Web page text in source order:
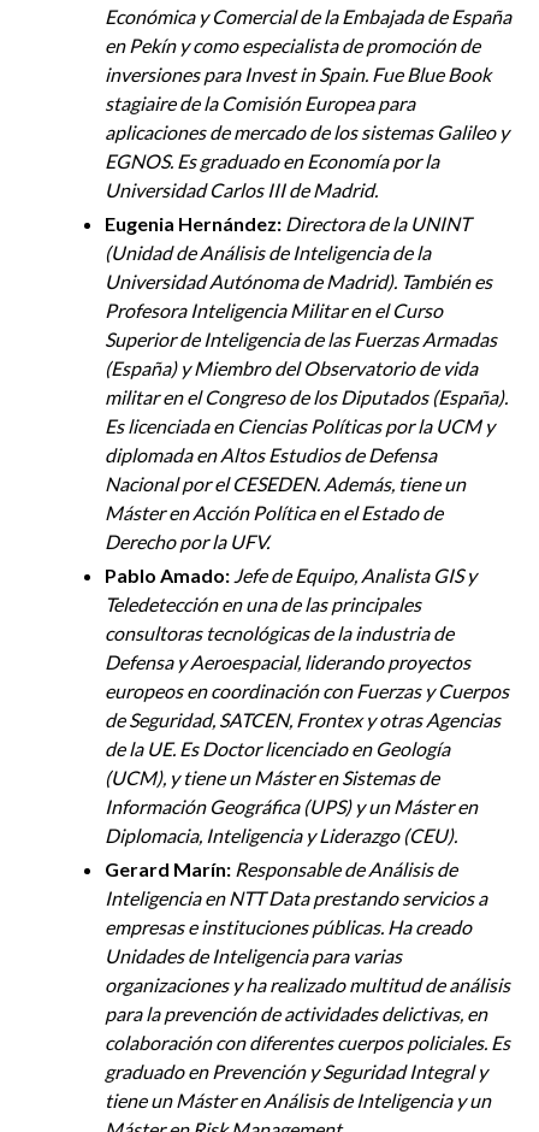
Económica y Comercial de la Embajada de España
en Pekín y como especialista de promoción de
inversiones para Invest in Spain. Fue Blue Book
stagiaire de la Comisión Europea para
aplicaciones de mercado de los sistemas Galileo y
EGNOS. Es graduado en Economía por la
Universidad Carlos III de Madrid.
Eugenia Hernández: Directora de la UNINT
(Unidad de Análisis de Inteligencia de la
Universidad Autónoma de Madrid). También es
Profesora Inteligencia Militar en el Curso
Superior de Inteligencia de las Fuerzas Armadas
(España) y Miembro del Observatorio de vida
militar en el Congreso de los Diputados (España).
Es licenciada en Ciencias Políticas por la UCM y
diplomada en Altos Estudios de Defensa
Nacional por el CESEDEN. Además, tiene un
Máster en Acción Política en el Estado de
Derecho por la UFV.
Pablo Amado: Jefe de Equipo, Analista GIS y
Teledetección en una de las principales
consultoras tecnológicas de la industria de
Defensa y Aeroespacial, liderando proyectos
europeos en coordinación con Fuerzas y Cuerpos
de Seguridad, SATCEN, Frontex y otras Agencias
de la UE. Es Doctor licenciado en Geología
(UCM), y tiene un Máster en Sistemas de
Información Geográfica (UPS) y un Máster en
Diplomacia, Inteligencia y Liderazgo (CEU).
Gerard Marín: Responsable de Análisis de
Inteligencia en NTT Data prestando servicios a
empresas e instituciones públicas. Ha creado
Unidades de Inteligencia para varias
organizaciones y ha realizado multitud de análisis
para la prevención de actividades delictivas, en
colaboración con diferentes cuerpos policiales. Es
graduado en Prevención y Seguridad Integral y
tiene un Máster en Análisis de Inteligencia y un